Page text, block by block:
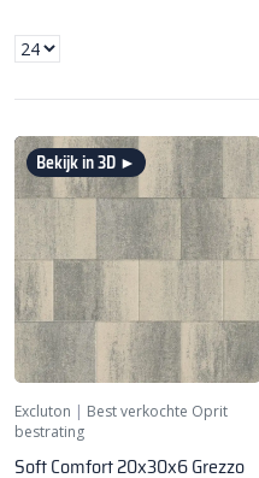
Bekijk in 3D ►
Excluton | Best verkochte Oprit
bestrating
Soft Comfort 20x30x6 Grezzo